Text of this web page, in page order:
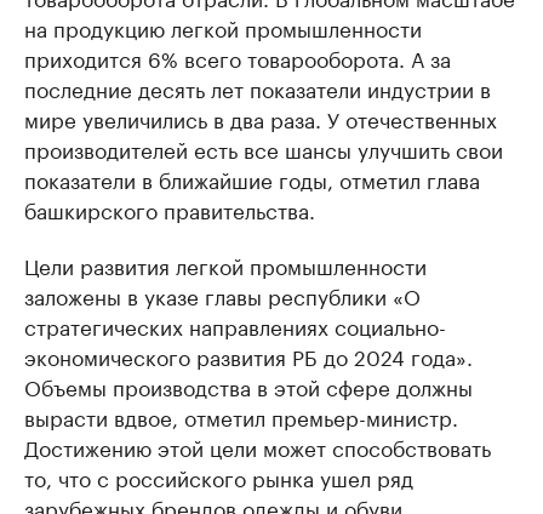
на продукцию легкой промышленности
приходится 6% всего товарооборота. А за
последние десять лет показатели индустрии в
мире увеличились в два раза. У отечественных
производителей есть все шансы улучшить свои
показатели в ближайшие годы, отметил глава
башкирского правительства.
Цели развития легкой промышленности
заложены в указе главы республики «О
стратегических направлениях социально-
экономического развития РБ до 2024 года».
Объемы производства в этой сфере должны
вырасти вдвое, отметил премьер-министр.
Достижению этой цели может способствовать
то, что с российского рынка ушел ряд
зарубежных брендов одежды и обуви.